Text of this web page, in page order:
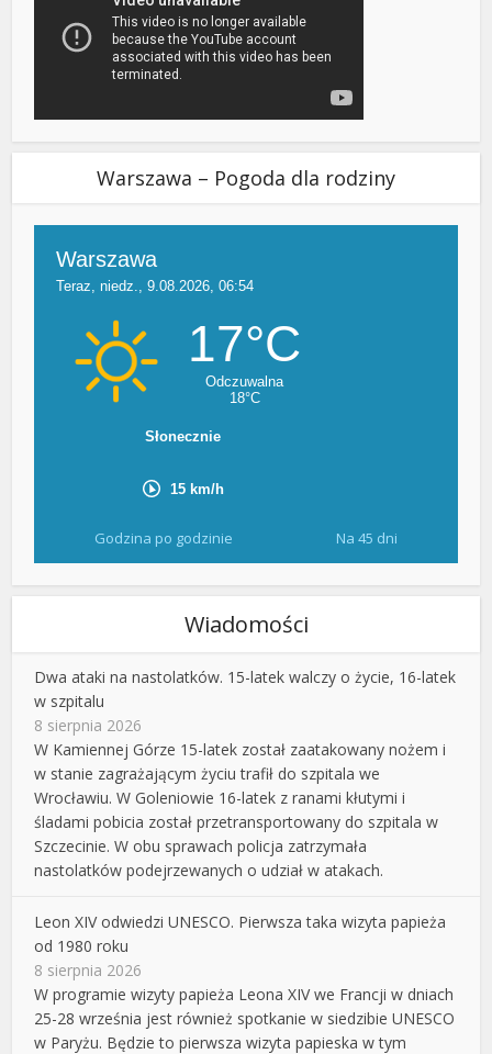
Warszawa – Pogoda dla rodziny
Godzina po godzinie Na 45 dni
Wiadomości
Dwa ataki na nastolatków. 15-latek walczy o życie, 16-latek
w szpitalu
8 sierpnia 2026
W Kamiennej Górze 15-latek został zaatakowany nożem i
w stanie zagrażającym życiu trafił do szpitala we
Wrocławiu. W Goleniowie 16-latek z ranami kłutymi i
śladami pobicia został przetransportowany do szpitala w
Szczecinie. W obu sprawach policja zatrzymała
nastolatków podejrzewanych o udział w atakach.
Leon XIV odwiedzi UNESCO. Pierwsza taka wizyta papieża
od 1980 roku
8 sierpnia 2026
W programie wizyty papieża Leona XIV we Francji w dniach
25-28 września jest również spotkanie w siedzibie UNESCO
w Paryżu. Będzie to pierwsza wizyta papieska w tym